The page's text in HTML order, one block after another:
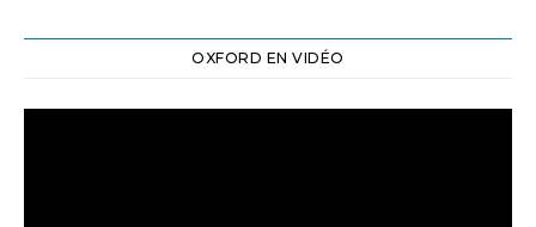
OXFORD EN VIDÉO